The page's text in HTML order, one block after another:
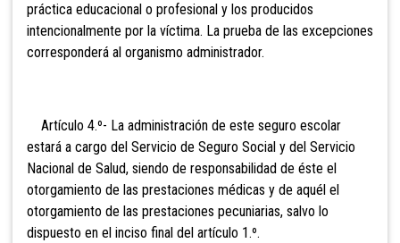
práctica educacional o profesional y los producidos
intencionalmente por la víctima. La prueba de las excepciones
corresponderá al organismo administrador.
Artículo 4.º- La administración de este seguro escolar
estará a cargo del Servicio de Seguro Social y del Servicio
Nacional de Salud, siendo de responsabilidad de éste el
otorgamiento de las prestaciones médicas y de aquél el
otorgamiento de las prestaciones pecuniarias, salvo lo
dispuesto en el inciso final del artículo 1.º.